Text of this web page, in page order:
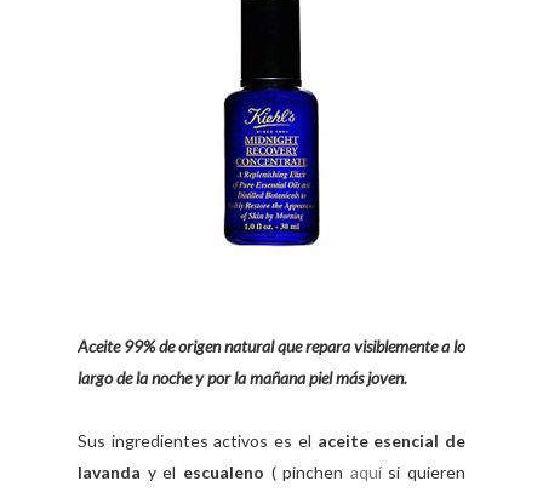
Aceite 99% de origen natural que repara visiblemente a lo
largo de la noche y por la mañana piel más joven.
Sus ingredientes activos es el aceite esencial de
lavanda y el escualeno ( pinchen aquísi quieren